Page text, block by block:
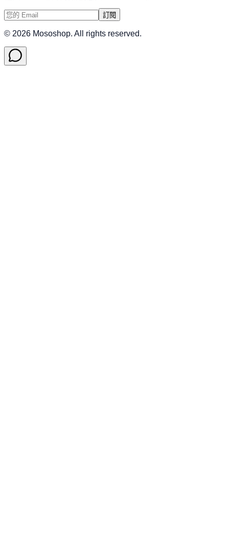
訂閱
© 2026 Mososhop. All rights reserved.